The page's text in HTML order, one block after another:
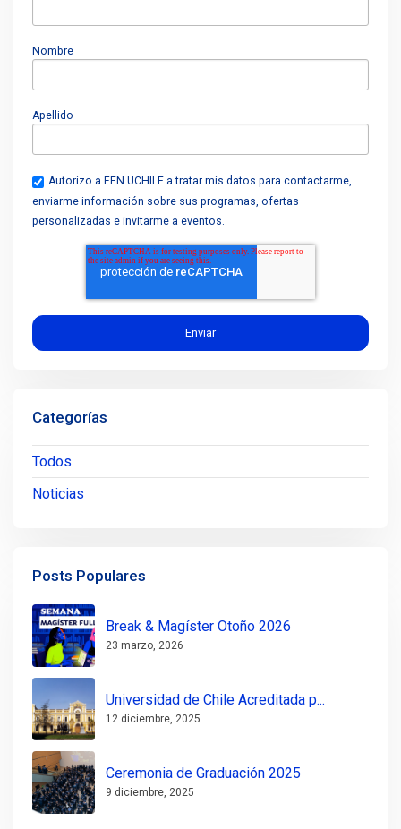
Nombre
Apellido
Autorizo a FEN UCHILE a tratar mis datos para contactarme,
enviarme información sobre sus programas, ofertas
personalizadas e invitarme a eventos.
Categorías
Todos
Noticias
Posts Populares
Break & Magíster Otoño 2026
23 marzo, 2026
Universidad de Chile Acreditada p...
12 diciembre, 2025
Ceremonia de Graduación 2025
9 diciembre, 2025